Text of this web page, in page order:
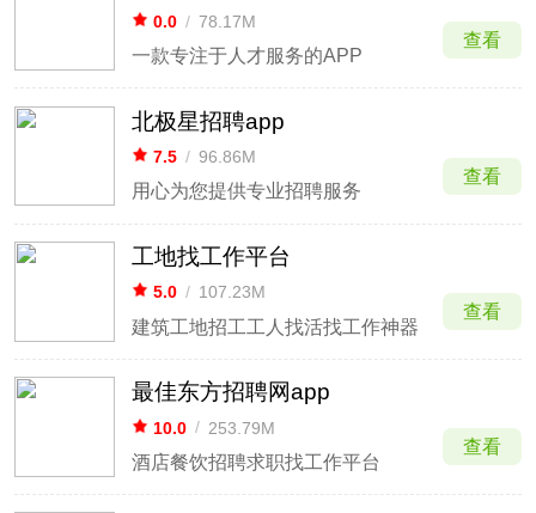
0.0 / 78.17M
一款专注于人才服务的APP
查看
北极星招聘app
7.5 / 96.86M
用心为您提供专业招聘服务
查看
工地找工作平台
5.0 / 107.23M
建筑工地招工工人找活找工作神器
查看
最佳东方招聘网app
10.0 / 253.79M
酒店餐饮招聘求职找工作平台
查看